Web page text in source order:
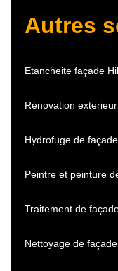
Autres
Etancheite façade
Rénovation
Hydrofuge de
Peintre et peinture
Traitement de
Nettoyage de